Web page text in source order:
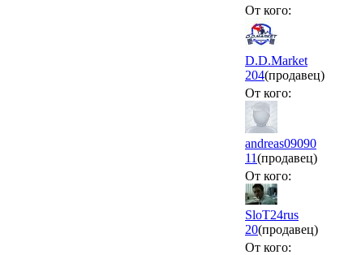
От кого:
D.D.Market
204(продавец)
От кого:
andreas09090
11(продавец)
От кого:
SloT24rus
20(продавец)
От кого: